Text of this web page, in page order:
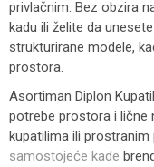
privlačnim. Bez obzira
kadu ili želite da
strukturirane modele,
prostora.
Asortiman Diplon
potrebe prostora i lične
kupatilima ili prostranim
samostojeće kade